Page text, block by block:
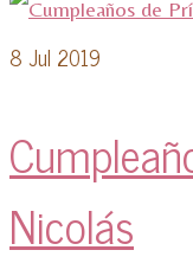
8 Jul 2019
Nicolás